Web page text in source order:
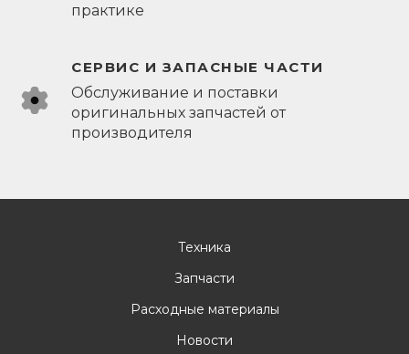
практике
СЕРВИС И ЗАПАСНЫЕ ЧАСТИ
Обслуживание и поставки
оригинальных запчастей от
производителя
Техника
Запчасти
Расходные материалы
Новости